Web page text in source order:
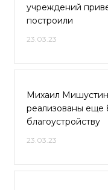
учреждений
построили
23.03.23
Михаил
реализованы
благоустройству
23.03.23